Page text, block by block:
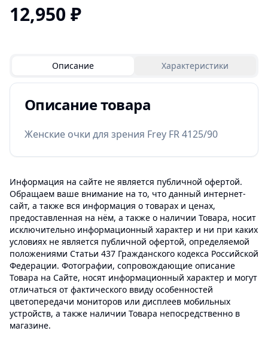
12,950 ₽
Описание Характеристики
Описание товара
Женские очки для зрения Frey FR 4125/90
Информация на сайте не является публичной офертой.
Обращаем ваше внимание на то, что данный интернет-
сайт, а также вся информация о товарах и ценах,
предоставленная на нём, а также о наличии Товара, носит
исключительно информационный характер и ни при каких
условиях не является публичной офертой, определяемой
положениями Статьи 437 Гражданского кодекса Российской
Федерации. Фотографии, сопровождающие описание
Товара на Сайте, носят информационный характер и могут
отличаться от фактического ввиду особенностей
цветопередачи мониторов или дисплеев мобильных
устройств, а также наличии Товара непосредственно в
магазине.